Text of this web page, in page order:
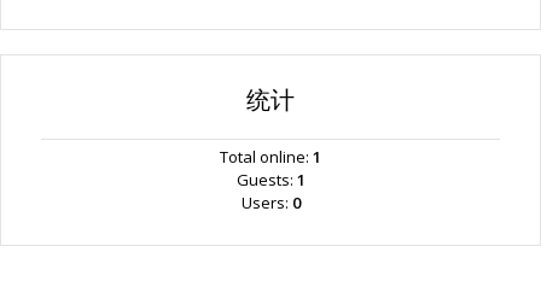
统计
Total online: 1
Guests: 1
Users: 0